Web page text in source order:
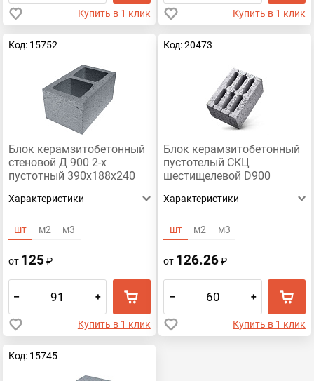
Купить в 1 клик Купить в 1 клик
Код: 15752
Блок керамзитобетонный
стеновой Д 900 2-х
пустотный 390х188х240
Характеристики
шт м2 м3
от 125 ₽
– +
Купить в 1 клик
Код: 20473
Блок керамзитобетонный
пустотелый СКЦ
шестищелевой D900
Характеристики
шт м2 м3
от 126.26₽
– +
Купить в 1 клик
Код: 15745